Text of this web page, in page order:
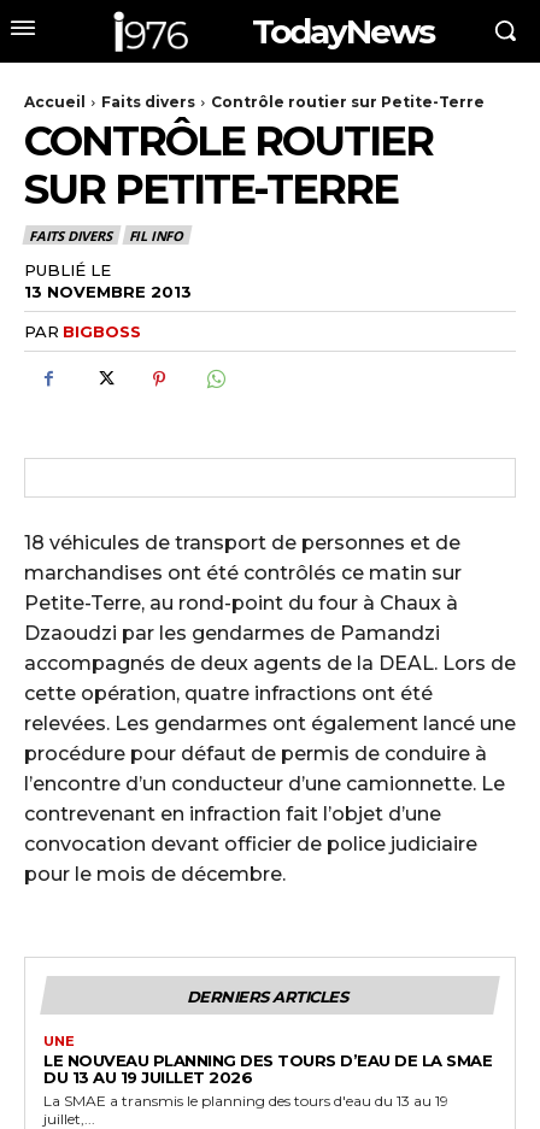
TodayNews
Accueil Faits divers Contrôle routier sur Petite-Terre
CONTRÔLE ROUTIER
SUR PETITE-TERRE
FAITS DIVERS FIL INFO
PUBLIÉ LE
13 NOVEMBRE 2013
PAR BIGBOSS
18 véhicules de transport de personnes et de
marchandises ont été contrôlés ce matin sur
Petite-Terre, au rond-point du four à Chaux à
Dzaoudzi par les gendarmes de Pamandzi
accompagnés de deux agents de la DEAL. Lors de
cette opération, quatre infractions ont été
relevées. Les gendarmes ont également lancé une
procédure pour défaut de permis de conduire à
l’encontre d’un conducteur d’une camionnette. Le
contrevenant en infraction fait l’objet d’une
convocation devant officier de police judiciaire
pour le mois de décembre.
DERNIERS ARTICLES
UNE
LE NOUVEAU PLANNING DES TOURS D’EAU DE LA SMAE
DU 13 AU 19 JUILLET 2026
La SMAE a transmis le planning des tours d'eau du 13 au 19
juillet,...